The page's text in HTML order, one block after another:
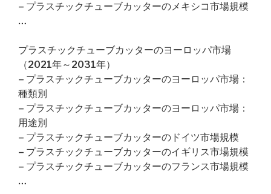
– プラスチックチューブカッターのメキシコ市場規模
…
プラスチックチューブカッターのヨーロッパ市場
（2021年～2031年）
– プラスチックチューブカッターのヨーロッパ市場：
種類別
– プラスチックチューブカッターのヨーロッパ市場：
用途別
– プラスチックチューブカッターのドイツ市場規模
– プラスチックチューブカッターのイギリス市場規模
– プラスチックチューブカッターのフランス市場規模
…